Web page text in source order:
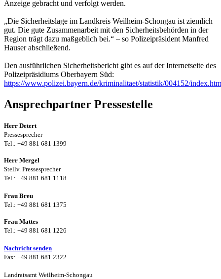
Anzeige gebracht und verfolgt werden.
„Die Sicherheitslage im Landkreis Weilheim-Schongau ist ziemlich
gut. Die gute Zusammenarbeit mit den Sicherheitsbehörden in der
Region trägt dazu maßgeblich bei.“ – so Polizeipräsident Manfred
Hauser abschließend.
Den ausführlichen Sicherheitsbericht gibt es auf der Internetseite des
Polizeipräsidiums Oberbayern Süd:
https://www.polizei.bayern.de/kriminalitaet/statistik/004152/
Ansprechpartner Pressestelle
Herr Detert
Pressesprecher
Tel.: +49 881 681 1399
Herr Mergel
Stellv. Pressesprecher
Tel.: +49 881 681 1118
Frau Breu
Tel.: +49 881 681 1375
Frau Mattes
Tel.: +49 881 681 1226
Nachricht senden
Fax: +49 881 681 2322
Landratsamt Weilheim-Schongau